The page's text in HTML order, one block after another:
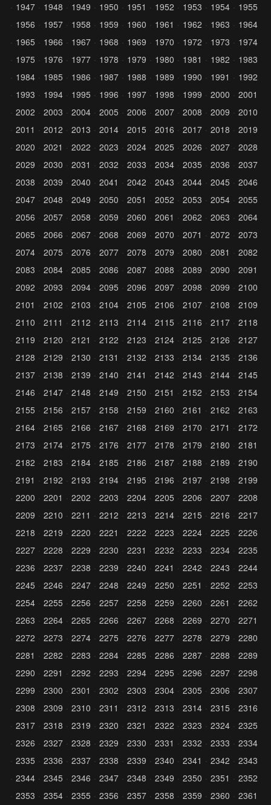
1947
1948 1949 1950 1951 1952 1953 1954
1955
1956
1957 1958 1959 1960 1961 1962 1963
1964
1965
1966 1967 1968 1969 1970 1972 1973
1974
1975
1976 1977 1978 1979 1980 1981 1982
1983
1984
1985 1986 1987 1988 1989 1990 1991
1992
1993
1994 1995 1996 1997 1998 1999 2000
2001
2002
2003 2004 2005 2006 2007 2008 2009
2010
2011
2012 2013 2014 2015 2016 2017 2018
2019
2020
2021 2022 2023 2024 2025 2026 2027
2028
2029
2030 2031 2032 2033 2034 2035 2036
2037
2038
2039 2040 2041 2042 2043 2044 2045
2046
2047
2048 2049 2050 2051 2052 2053 2054
2055
2056
2057 2058 2059 2060 2061 2062 2063
2064
2065
2066 2067 2068 2069 2070 2071 2072
2073
2074
2075 2076 2077 2078 2079 2080 2081
2082
2083
2084 2085 2086 2087 2088 2089 2090
2091
2092
2093 2094 2095 2096 2097 2098 2099
2100
2101
2102 2103 2104 2105 2106 2107 2108
2109
2110
2111 2112 2113 2114 2115 2116 2117
2118
2119
2120 2121 2122 2123 2124 2125 2126
2127
2128
2129 2130 2131 2132 2133 2134 2135
2136
2137
2138 2139 2140 2141 2142 2143 2144
2145
2146
2147 2148 2149 2150 2151 2152 2153
2154
2155
2156 2157 2158 2159 2160 2161 2162
2163
2164
2165 2166 2167 2168 2169 2170 2171
2172
2173
2174 2175 2176 2177 2178 2179 2180
2181
2182
2183 2184 2185 2186 2187 2188 2189
2190
2191
2192 2193 2194 2195 2196 2197 2198
2199
2200
2201 2202 2203 2204 2205 2206 2207
2208
2209
2210 2211 2212 2213 2214 2215 2216
2217
2218
2219 2220 2221 2222 2223 2224 2225
2226
2227
2228 2229 2230 2231 2232 2233 2234
2235
2236
2237 2238 2239 2240 2241 2242 2243
2244
2245
2246 2247 2248 2249 2250 2251 2252
2253
2254
2255 2256 2257 2258 2259 2260 2261
2262
2263
2264 2265 2266 2267 2268 2269 2270
2271
2272
2273 2274 2275 2276 2277 2278 2279
2280
2281
2282 2283 2284 2285 2286 2287 2288
2289
2290
2291 2292 2293 2294 2295 2296 2297
2298
2299
2300 2301 2302 2303 2304 2305 2306
2307
2308
2309 2310 2311 2312 2313 2314 2315
2316
2317
2318 2319 2320 2321 2322 2323 2324
2325
2326
2327 2328 2329 2330 2331 2332 2333
2334
2335
2336 2337 2338 2339 2340 2341 2342
2343
2344
2345 2346 2347 2348 2349 2350 2351
2352
2353
2354 2355 2356 2357 2358 2359 2360
2361